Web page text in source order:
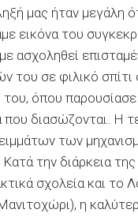
μας ήταν μεγάλη
εικόνα του
ασχοληθεί
του σε φιλικό
όπου
που διασώζονται. Η
των
την διάρκεια
σχολεία και
η